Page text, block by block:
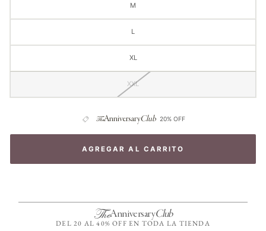
M
L
XL
XXL
TheAnniversaryClub20% OFF
AGREGAR AL CARRITO
TheAnniversaryClub
DEL 20 AL 40% OFF EN TODA LA TIENDA